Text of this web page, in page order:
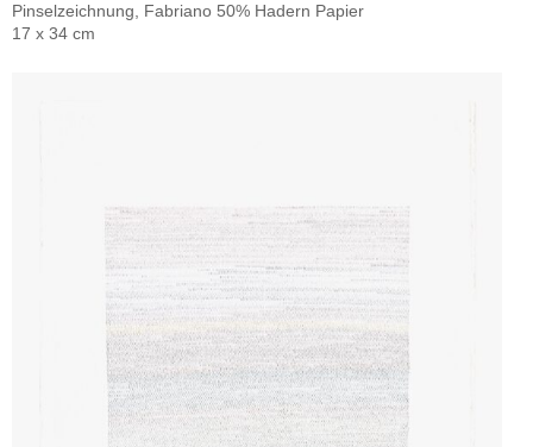
Pinselzeichnung, Fabriano 50% Hadern Papier
17 x 34 cm